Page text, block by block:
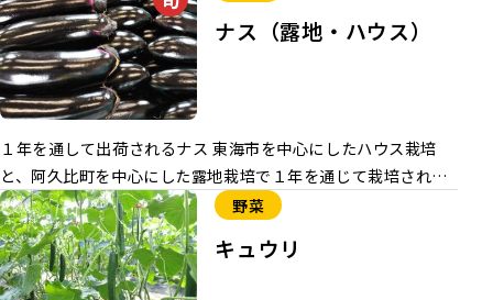
ナス（露地・ハウス）
１年を通して出荷されるナス 東海市を中心にしたハウス栽培
と、阿久比町を中心にした露地栽培で１年を通じて栽培されて
います。手作業による丁寧な選果・選別、箱詰め作業が行われ
ています。天敵昆虫を活用し化学農薬をできるだけ使用しない
栽培に取り組んでいます。 出荷期間 ハウス：10月から６月
露 地：６月から10月 主な産地 東海市・東浦町・阿久比町・
野菜
キュウリ